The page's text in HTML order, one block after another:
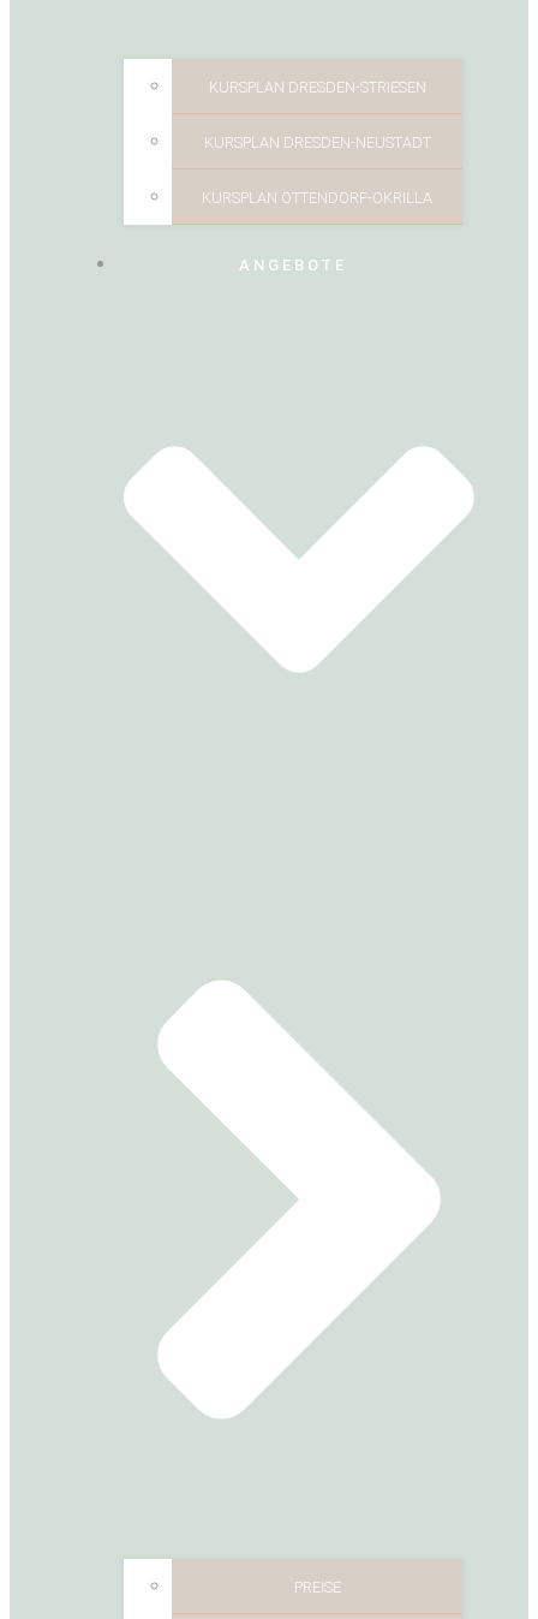
KURSPLAN DRESDEN-STRIESEN
KURSPLAN DRESDEN-NEUSTADT
KURSPLAN OTTENDORF-OKRILLA
ANGEBOTE
PREISE